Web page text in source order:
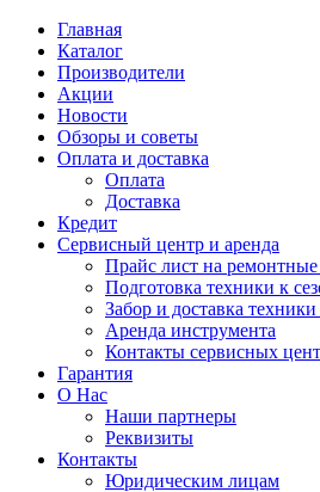
Главная
Каталог
Производители
Акции
Новости
Обзоры и советы
Оплата и доставка
Оплата
Доставка
Кредит
Сервисный центр и аренда
Прайс лист на
Подготовка техники к
Забор и доставка
Аренда инструмента
Контакты сервисных
Гарантия
О Нас
Наши партнеры
Реквизиты
Контакты
Юридическим лицам